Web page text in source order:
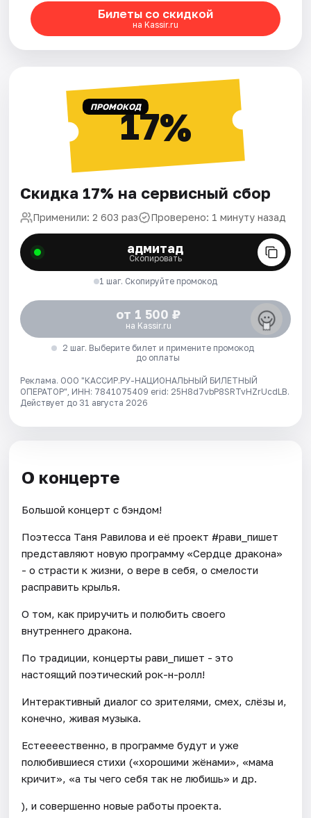
Билеты со скидкой
на Kassir.ru
ПРОМОКОД17%
Скидка 17% на сервисный сбор
Применили: 2 603 раз Проверено: 1 минуту назад
адмитад
Скопировать
1 шаг. Скопируйте промокод
от 1 500 ₽
на Kassir.ru
2 шаг. Выберите билет и примените промокод
до оплаты
Реклама. ООО "КАССИР.РУ-НАЦИОНАЛЬНЫЙ БИЛЕТНЫЙ
ОПЕРАТОР", ИНН: 7841075409 erid: 25H8d7vbP8SRTvHZrUcdLB.
Действует до 31 августа 2026
О концерте
Большой концерт с бэндом!
Поэтесса Таня Равилова и её проект #рави_пишет
представляют новую программу «Сердце дракона»
- о страсти к жизни, о вере в себя, о смелости
расправить крылья.
О том, как приручить и полюбить своего
внутреннего дракона.
По традиции, концерты рави_пишет - это
настоящий поэтический рок-н-ролл!
Интерактивный диалог со зрителями, смех, слёзы и,
конечно, живая музыка.
Естеееественно, в программе будут и уже
полюбившиеся стихи («хорошими жёнами», «мама
кричит», «а ты чего себя так не любишь» и др.
), и совершенно новые работы проекта.